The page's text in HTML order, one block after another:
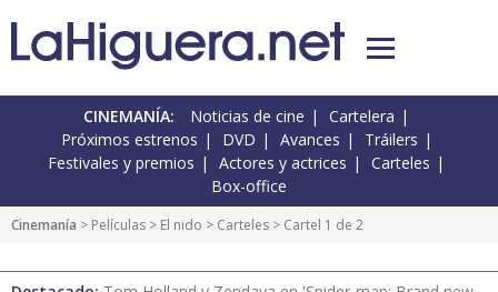
CINEMANÍA: Noticias de cine
Cartelera
Próximos estrenos
DVD Avances
Tráilers
Festivales y premios
Actores y actrices
Carteles
Box-office
Cinemanía > Películas > El nido > Carteles > Cartel 1 de 2